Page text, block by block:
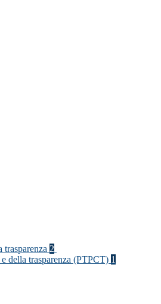
2
della trasparenza (PTPCT) 1